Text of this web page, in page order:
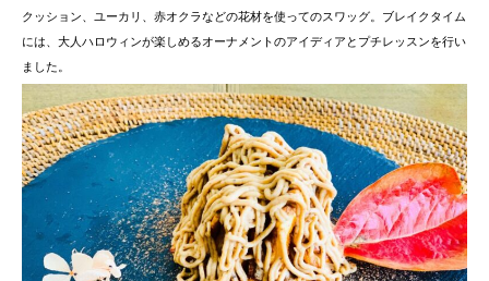
クッション、ユーカリ、赤オクラなどの花材を使ってのスワッグ。ブレイクタイム
には、大人ハロウィンが楽しめるオーナメントのアイディアとプチレッスンを行い
ました。